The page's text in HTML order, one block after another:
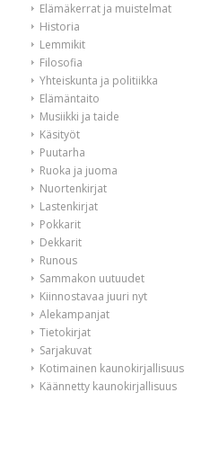
Elämäkerrat ja muistelmat
Historia
Lemmikit
Filosofia
Yhteiskunta ja politiikka
Elämäntaito
Musiikki ja taide
Käsityöt
Puutarha
Ruoka ja juoma
Nuortenkirjat
Lastenkirjat
Pokkarit
Dekkarit
Runous
Sammakon uutuudet
Kiinnostavaa juuri nyt
Alekampanjat
Tietokirjat
Sarjakuvat
Kotimainen kaunokirjallisuus
Käännetty kaunokirjallisuus